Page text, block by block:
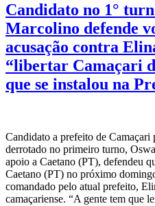
Candidato no 1°
Marcolino defende
acusação contra
“libertar Camaçari
que se instalou na
Candidato a prefeito de
derrotado no primeiro turno,
apoio a Caetano (PT), defendeu
Caetano (PT) no próximo
comandado pelo atual prefeito,
camaçariense. “A gente tem que